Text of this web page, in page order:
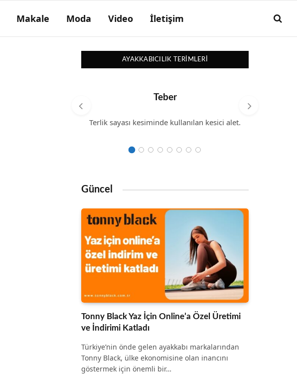
Makale Moda Video İletişim
AYAKKABICILIK TERIMLERI
Teber
Terlik sayası kesiminde kullanılan kesici alet.
Güncel
Tonny Black Yaz İçin Online’a Özel Üretimi
ve İndirimi Katladı
Türkiye’nin önde gelen ayakkabı markalarından
Tonny Black, ülke ekonomisine olan inancını
göstermek için önemli bir…